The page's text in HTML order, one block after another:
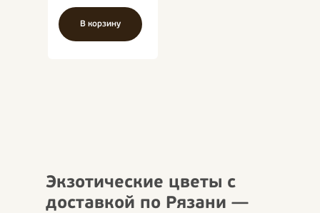
В корзину
Экзотические цветы с
доставкой по Рязани —